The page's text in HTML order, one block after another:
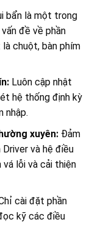
bẩn là một trong
đề về phần
chuột, bàn phím
Luôn cập nhật
hệ thống định kỳ
nhập.
xuyên:Đảm
và hệ điều
lỗi và cải thiện
cài đặt phần
kỹ các điều